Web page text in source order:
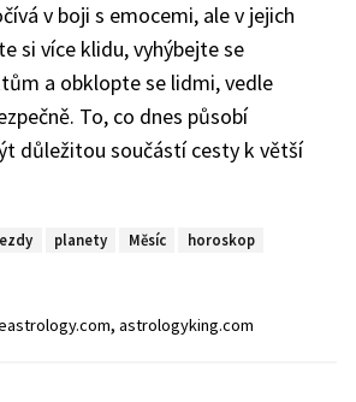
v boji s emocemi, ale v jejich
si více klidu, vyhýbejte se
a obklopte se lidmi, vedle
To, co dnes působí
důležitou součástí cesty k větší
planety Měsíc
horoskop
, astrologyking.com